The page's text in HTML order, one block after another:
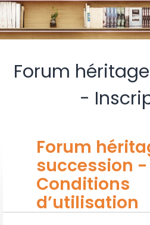
Forum
-
Forum
succession -
Conditions
d’utilisation